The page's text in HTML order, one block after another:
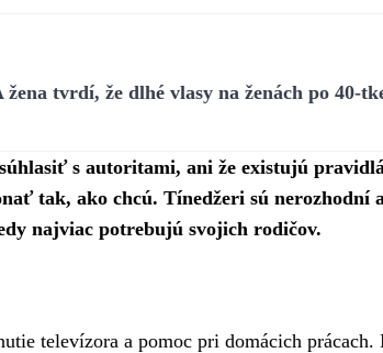
tvrdí, že dlhé vlasy na ženách po 40-
s autoritami, ani že existujú
tak, ako chcú. Tínedžeri sú nerozhodní
najviac potrebujú svojich rodičov.
televízora a pomoc pri domácich